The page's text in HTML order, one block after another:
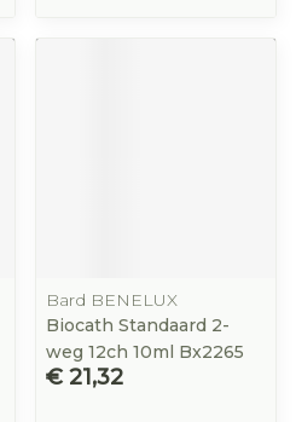
Bard BENELUX
Biocath Standaard 2-
weg 12ch 10ml Bx2265
€ 21,32